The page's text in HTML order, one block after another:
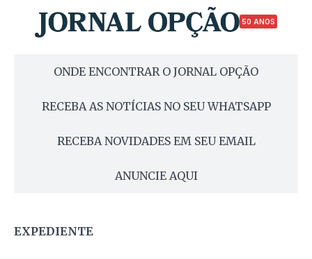
50 ANOS
ONDE ENCONTRAR O JORNAL OPÇÃO
RECEBA AS NOTÍCIAS NO SEU WHATSAPP
RECEBA NOVIDADES EM SEU EMAIL
ANUNCIE AQUI
EXPEDIENTE